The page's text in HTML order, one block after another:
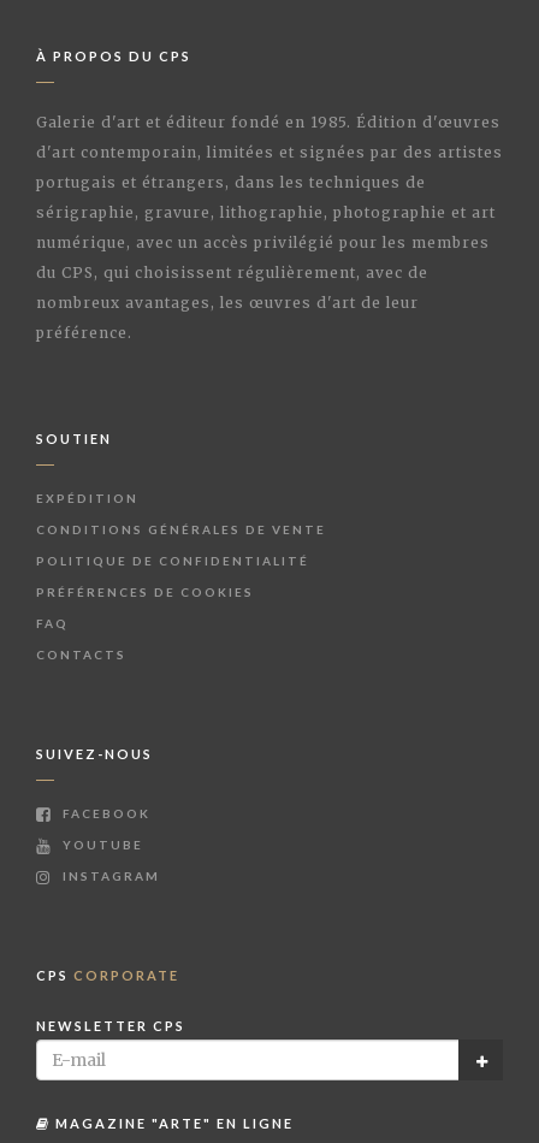
À PROPOS DU CPS
Galerie d'art et éditeur fondé en 1985. Édition d'œuvres
d'art contemporain, limitées et signées par des artistes
portugais et étrangers, dans les techniques de
sérigraphie, gravure, lithographie, photographie et art
numérique, avec un accès privilégié pour les membres
du CPS, qui choisissent régulièrement, avec de
nombreux avantages, les œuvres d'art de leur
préférence.
SOUTIEN
EXPÉDITION
CONDITIONS GÉNÉRALES DE VENTE
POLITIQUE DE CONFIDENTIALITÉ
PRÉFÉRENCES DE COOKIES
FAQ
CONTACTS
SUIVEZ-NOUS
FACEBOOK
YOUTUBE
INSTAGRAM
CPS CORPORATE
NEWSLETTER CPS
MAGAZINE "ARTE" EN LIGNE